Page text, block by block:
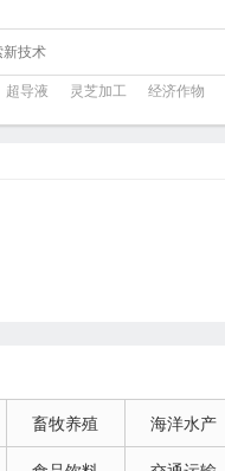
超导液 灵芝加工 经济作物
畜牧养殖 海洋水产